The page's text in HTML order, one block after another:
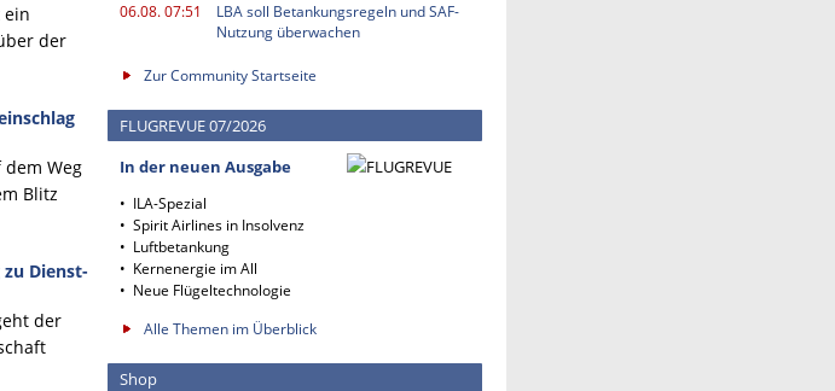
ein
der
dem Weg
Blitz
Dienst-
der
06.08. 07:51
LBA soll Betankungsregeln und SAF-
Nutzung überwachen
Zur Community Startseite
FLUGREVUE 07/2026
In der neuen Ausgabe
• ILA-Spezial
• Spirit Airlines in Insolvenz
• Luftbetankung
• Kernenergie im All
• Neue Flügeltechnologie
Alle Themen im Überblick
Shop